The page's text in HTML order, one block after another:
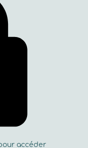
accéder